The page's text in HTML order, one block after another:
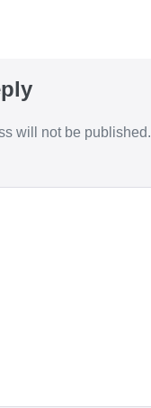
will not be published.